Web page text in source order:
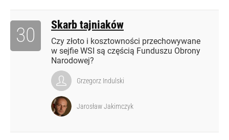
Skarb tajniaków
Czy złoto i kosztowności przechowywane
w sejfie WSI są częścią Funduszu Obrony
Narodowej?
30
Grzegorz Indulski
Jarosław Jakimczyk